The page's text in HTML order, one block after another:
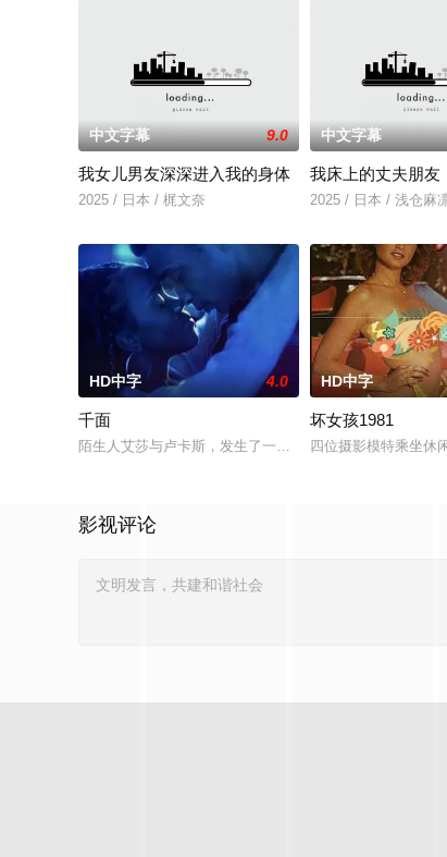
中文字幕 9.0
我女儿男友深深进入我的身体
2025 / 日本 / 梶文奈
中文字幕
我床上的丈夫朋友
2025 / 日本 / 浅仓麻
HD中字 4.0
千面
陌生人艾莎与卢卡斯，发生了一场荒唐意外的一夜情。突
HD中字
坏女孩1981
四位摄影模特乘坐休
影视评论